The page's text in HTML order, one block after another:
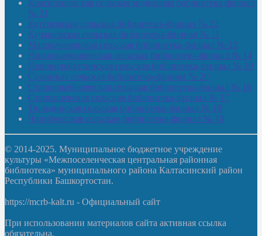
Краснохолмская сельская модельная библиотека-филиал
№ 21
Кутеремская сельская библиотека-филиал № 22
Кучашевская сельская библиотека-филиал № 11
Малокачаковская сельская библиотека-филиал № 12
Нижнекачмашевская сельская библиотека-филиал № 14
Новокильбахтинская сельская библиотека-филиал № 19
Сазовская сельская библиотека-филиал № 20
Староорьебашевская сельская библиотека-филиал № 16
Старояшевская сельская библиотека-филиал № 17
Тюльдинская сельская библиотека-филиал № 18
Чилибеевская сельская библиотека-филиал № 10
© 2014-2025. Муниципальное бюджетное учреждение
культуры «Межпоселенческая центральная районная
библиотека» муниципального района Калтасинский район
Республики Башкортостан.
https://mcrb-kalt.ru - Официальный сайт
При использовании материалов сайта активная ссылка
обязательна.